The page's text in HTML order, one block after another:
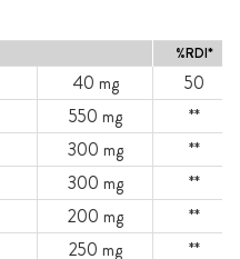
%RDI*
40 mg
50
550 mg
**
300 mg
**
300 mg
**
200 mg
**
250 mg
**